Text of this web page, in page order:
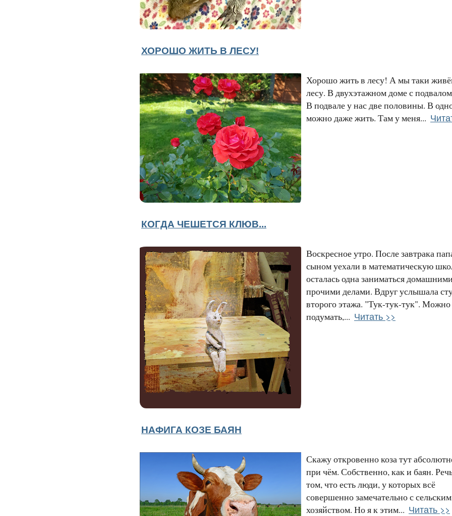
ХОРОШО ЖИТЬ В ЛЕСУ!
Хорошо жить в лесу! А мы таки
лесу. В двухэтажном доме с
В подвале у нас две половины. В
можно даже жить. Там у меня...
КОГДА ЧЕШЕТСЯ КЛЮВ...
Воскресное утро. После завтрака
сыном уехали в математическую
осталась одна заниматься
прочими делами. Вдруг услышала
второго этажа. "Тук-тук-тук".
подумать,... Читать >>
НАФИГА КОЗЕ БАЯН
Скажу откровенно коза тут
при чём. Собственно, как и баян.
том, что есть люди, у которых всё
совершенно замечательно с сельским
хозяйством. Но я к этим... Читать >>